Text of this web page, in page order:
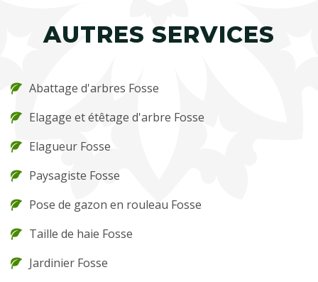
AUTRES SERVICES
Abattage d'arbres Fosse
Elagage et étêtage d'arbre Fosse
Elagueur Fosse
Paysagiste Fosse
Pose de gazon en rouleau Fosse
Taille de haie Fosse
Jardinier Fosse